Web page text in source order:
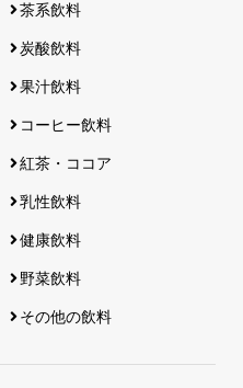
茶系飲料
炭酸飲料
果汁飲料
コーヒー飲料
紅茶・ココア
乳性飲料
健康飲料
野菜飲料
その他の飲料